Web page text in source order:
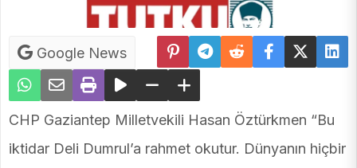
Google News
CHP Gaziantep Milletvekili Hasan Öztürkmen “Bu
iktidar Deli Dumrul’a rahmet okutur. Dünyanın hiçbir